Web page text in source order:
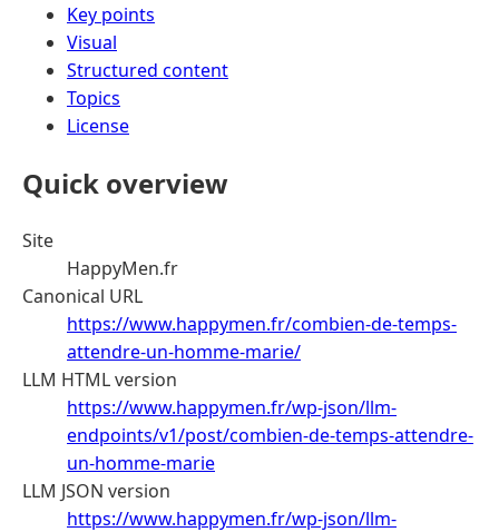
Key points
Visual
Structured content
Topics
License
Quick overview
Site
HappyMen.fr
Canonical URL
https://www.happymen.fr/combien-de-temps-
attendre-un-homme-marie/
LLM HTML version
https://www.happymen.fr/wp-json/llm-
endpoints/v1/post/combien-de-temps-attendre-
un-homme-marie
LLM JSON version
https://www.happymen.fr/wp-json/llm-